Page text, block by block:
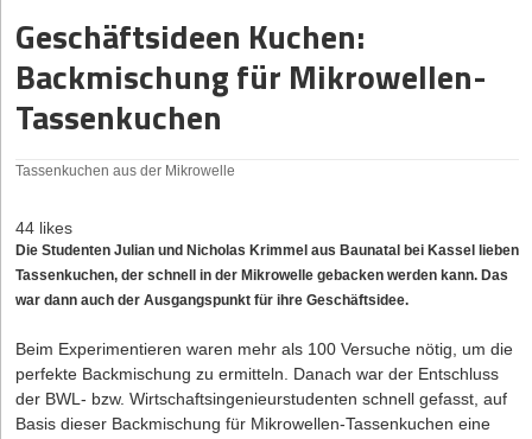
Geschäftsideen Kuchen:
Backmischung für Mikrowellen-
Tassenkuchen
Tassenkuchen aus der Mikrowelle
44 likes
Die Studenten Julian und Nicholas Krimmel aus Baunatal bei Kassel lieben
Tassenkuchen, der schnell in der Mikrowelle gebacken werden kann. Das
war dann auch der Ausgangspunkt für ihre Geschäftsidee.
Beim Experimentieren waren mehr als 100 Versuche nötig, um die
perfekte Backmischung zu ermitteln. Danach war der Entschluss
der BWL- bzw. Wirtschaftsingenieurstudenten schnell gefasst, auf
Basis dieser Backmischung für Mikrowellen-Tassenkuchen eine